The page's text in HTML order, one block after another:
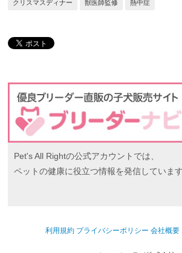
クリスマスディナー 獣医師監修 熱中症
Pet's All Rightの公式アカウントでは、
ペットの健康に役立つ情報を発信しています
利用規約 プライバシーポリシー 会社概要